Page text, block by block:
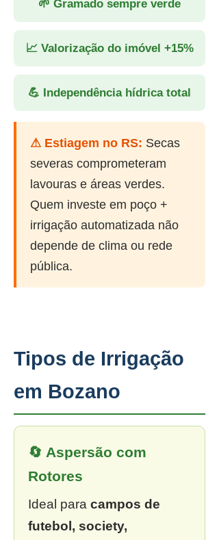
🌱 Gramado sempre verde
📈 Valorização do imóvel +15%
💪 Independência hídrica total
⚠ Estiagem no RS: Secas
severas comprometeram
lavouras e áreas verdes.
Quem investe em poço +
irrigação automatizada não
depende de clima ou rede
pública.
Tipos de Irrigação
em Bozano
🔄 Aspersão com
Rotores
Ideal para campos de
futebol, society,